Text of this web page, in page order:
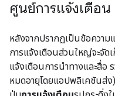
ศูนย์การแจ้งเตือน
หลังจากปรากฏเป็นข้อความ
การแจ้งเตือนส่วนใหญ่จะจัด
แจ้งเตือนการนำทางและสื่อ
หมดอายุโดยแอปพลิเคชันส่ง